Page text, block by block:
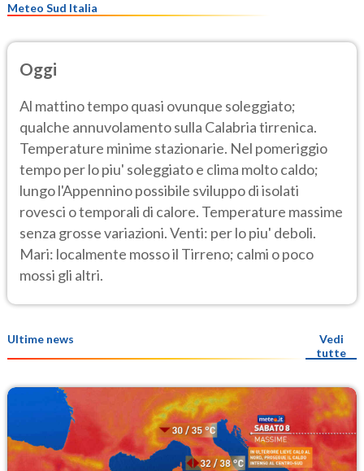
Meteo Sud Italia
Oggi
Al mattino tempo quasi ovunque soleggiato;
qualche annuvolamento sulla Calabria tirrenica.
Temperature minime stazionarie. Nel pomeriggio
tempo per lo piu' soleggiato e clima molto caldo;
lungo l'Appennino possibile sviluppo di isolati
rovesci o temporali di calore. Temperature massime
senza grosse variazioni. Venti: per lo piu' deboli.
Mari: localmente mosso il Tirreno; calmi o poco
mossi gli altri.
Ultime news
Vedi
tutte